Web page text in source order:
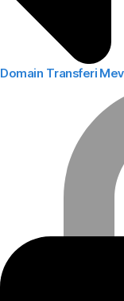
Domain Transferi